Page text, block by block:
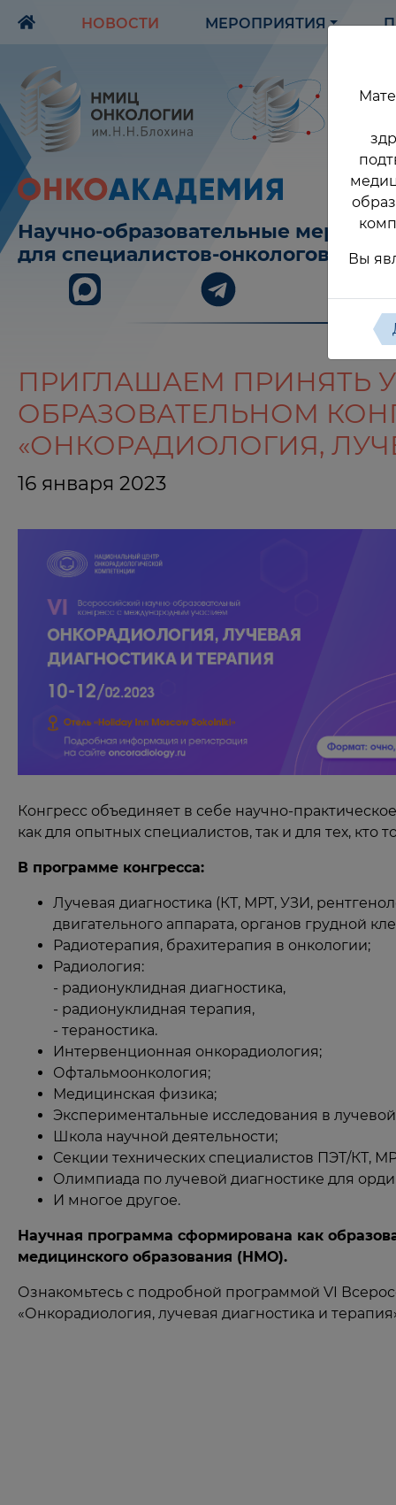
Вы
НОВОСТИ МЕРОПРИЯТИЯ
Научно-образовательные
для специалистов-онкологов
ПРИГЛАШАЕМ ПРИНЯТЬ
ОБРАЗОВАТЕЛЬНОМ
«ОНКОРАДИОЛОГИЯ,
16 января 2023
Конгресс объединяет в себе научно-
как для опытных специалистов, так и для тех, кто
В программе конгресса:
Лучевая диагностика (КТ, МРТ, УЗИ,
двигательного аппарата, органов грудной
Радиотерапия, брахитерапия в онкологии;
Радиология:
- радионуклидная диагностика,
- радионуклидная терапия,
- тераностика.
Интервенционная онкорадиология;
Офтальмоонкология;
Медицинская физика;
Экспериментальные исследования в
Школа научной деятельности;
Секции технических специалистов ПЭТ/КТ,
Олимпиада по лучевой диагностике для
И многое другое.
Научная программа сформирована как
медицинского образования (НМО).
Ознакомьтесь с подробной программой VI
«Онкорадиология, лучевая диагностика и